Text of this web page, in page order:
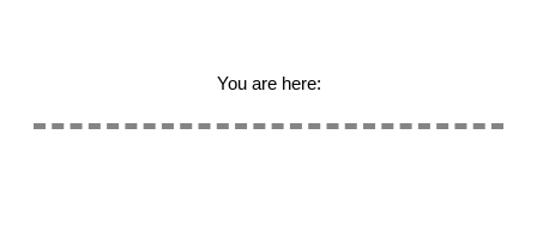
You are here: